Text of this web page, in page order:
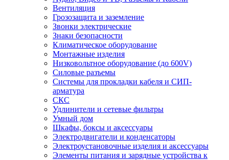
Вентиляция
Грозозащита и заземление
Звонки электрические
Знаки безопасности
Климатическое оборудование
Монтажные изделия
Низковольтное оборудование (до 600V)
Силовые разъемы
Системы для прокладки кабеля и СИП-
арматура
СКС
Удлинители и сетевые фильтры
Умный дом
Шкафы, боксы и аксессуары
Электродвигатели и конденсаторы
Электроустановочные изделия и аксессуары
Элементы питания и зарядные устройства к